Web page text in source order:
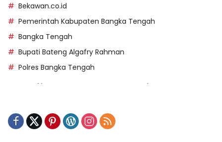
Bekawan.co.id
Pemerintah Kabupaten Bangka Tengah
Bangka Tengah
Bupati Bateng Algafry Rahman
Polres Bangka Tengah
https://kecsitim.sitarokab.go.id/